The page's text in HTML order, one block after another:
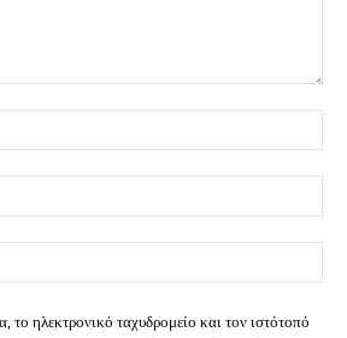
το ηλεκτρονικό ταχυδρομείο και τον ιστότοπό